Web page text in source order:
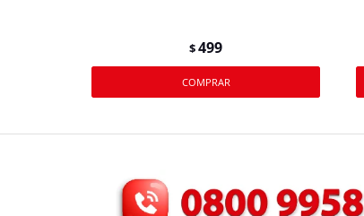
$499